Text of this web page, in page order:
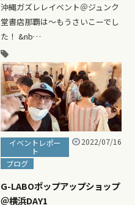
沖縄ガズレレイベント＠ジュンク
堂書店那覇は〜もうさいこーでし
た！ &nb…
イベントレポー
ト
ブログ
2022/07/16
G-LABOポップアップショップ
＠横浜DAY1